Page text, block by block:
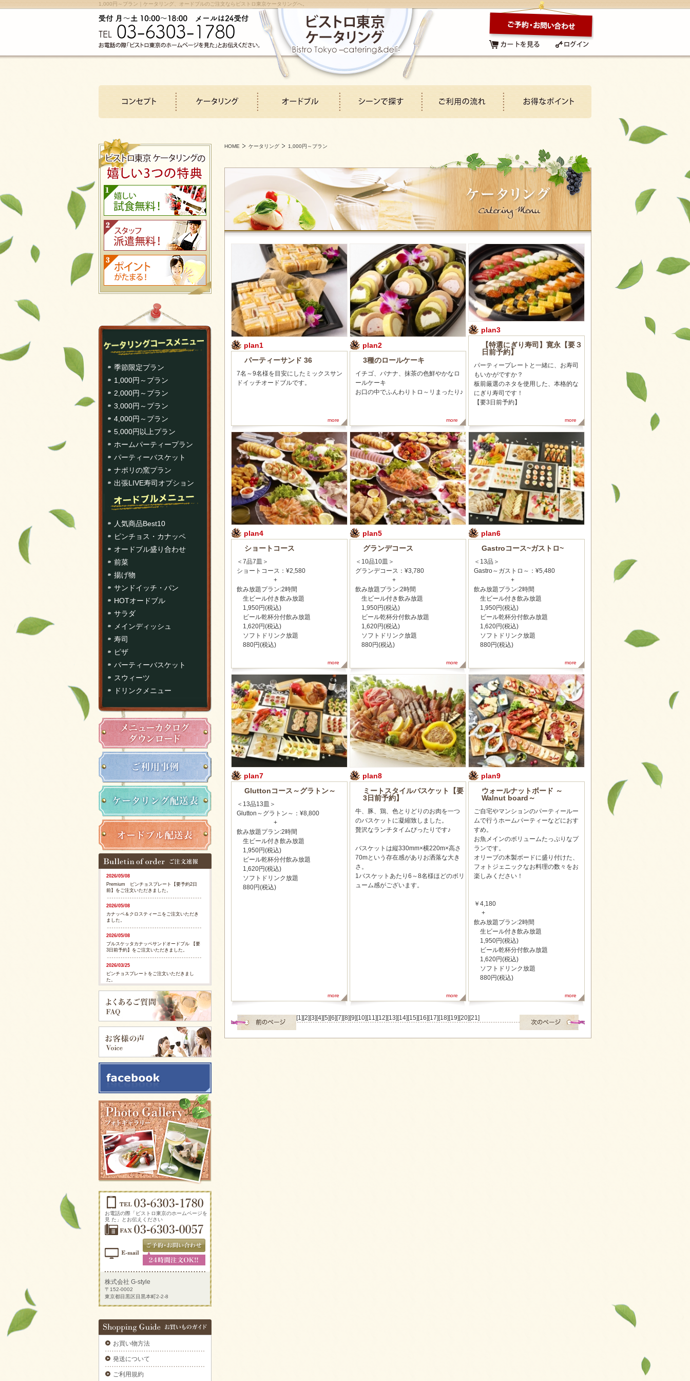
1,000円～プラン｜ケータリング、オードブルのご注文ならビストロ東京ケータリングへ。
季節限定プラン
1,000円～プラン
2,000円～プラン
3,000円～プラン
4,000円～プラン
5,000円以上プラン
ホームパーティープラン
パーティーバスケット
ナポリの窯プラン
出張LIVE寿司オプション
人気商品Best10
ピンチョス・カナッペ
オードブル盛り合わせ
前菜
揚げ物
サンドイッチ・パン
HOTオードブル
サラダ
メインディッシュ
寿司
ピザ
パーティーバスケット
スウィーツ
ドリンクメニュー
2026/05/08
Premium ピンチョスプレート【要予約2日
前】をご注文いただきました。
2026/05/08
カナッペ＆クロスティーニをご注文いただき
ました。
2026/05/08
ブルスケッタカナッペサンドオードブル 【要
3日前予約】をご注文いただきました。
2026/03/25
ピンチョスプレートをご注文いただきまし
た。
ピンチョスプレートをご注文いただきまし
た。
ピンチョスバスケット【要3日前予約】をご注
文いただきました。
フルーツバスケット【要3日前予約】をご注文
イタリアンサンドバスケット 【要3日前予
2025/09/29
カリブ風スパイシージャークチキンをご注文
いただきました。
2025/09/29
ソーセージアソートをご注文いただきまし
た。
2025/09/29
生ハムとチーズのオードブルをご注文いただ
2025/09/29
新鮮トマトのカプレーゼをご注文いただきま
した。
2025/09/29
炙りサーモンのカルパッチョをご注文いただ
きました。
ラグジュアリーパーティプレートをご注文い
2025/09/29
デラックスミートプレートをご注文いただき
ました。
2025/09/29
ブルスケッタカナッペサンドオードブル 【要
お電話の際「ビストロ東京のホームページを
見 た」とお伝えください
株式会社 G-style
〒152-0002
東京都目黒区目黒本町2-2-8
お買い物方法
発送について
ご利用規約
HOME ケータリング 1,000円～プラン
plan1
パーティーサンド 36
7名～9名様を目安にしたミックスサン
ドイッチオードブルです。
more
plan2
3種のロールケーキ
イチゴ、バナナ、抹茶の色鮮やかなロ
ールケーキ
お口の中でふんわりトロ～リまったり♪
more
plan3
【特選にぎり寿司】寛永【要３
日前予約】
パーティープレートと一緒に、お寿司
もいかがですか？
板前厳選のネタを使用した、本格的な
にぎり寿司です！
【要3日前予約】
more
plan4
ショートコース
＜7品7皿＞
ショートコース：¥2,580
+
飲み放題プラン:2時間
生ビール付き飲み放題
1,950円(税込)
ビール乾杯分付飲み放題
1,620円(税込)
ソフトドリンク放題
880円(税込)
more
plan5
グランデコース
＜10品10皿＞
グランデコース：¥3,780
+
飲み放題プラン:2時間
生ビール付き飲み放題
1,950円(税込)
ビール乾杯分付飲み放題
1,620円(税込)
ソフトドリンク放題
880円(税込)
more
plan6
Gastroコース~ガストロ~
＜13品＞
Gastro～ガストロ～：¥5,480
+
飲み放題プラン:2時間
生ビール付き飲み放題
1,950円(税込)
ビール乾杯分付飲み放題
1,620円(税込)
ソフトドリンク放題
880円(税込)
more
plan7
Gluttonコース～グラトン～
＜13品13皿＞
Glutton～グラトン～：¥8,800
+
飲み放題プラン:2時間
生ビール付き飲み放題
1,950円(税込)
ビール乾杯分付飲み放題
1,620円(税込)
ソフトドリンク放題
880円(税込)
more
plan8
ミートスタイルバスケット【要
3日前予約】
牛、豚、鶏、色とりどりのお肉を一つ
のバスケットに凝縮致しました。
贅沢なランチタイムぴったりです♪
バスケットは縦330mm×横220m×高さ
70mという存在感がありお洒落な大き
さ。
1バスケットあたり6～8名様ほどのボリ
ューム感がございます。
more
plan9
ウォールナットボード ～
Walnut board～
ご自宅やマンションのパーティールー
ムで行うホームパーティーなどにおす
すめ。
お魚メインのボリュームたっぷりなプ
ランです。
オリーブの木製ボードに盛り付けた、
フォトジェニックなお料理の数々をお
楽しみください！
￥4,180
+
飲み放題プラン:2時間
生ビール付き飲み放題
1,950円(税込)
ビール乾杯分付飲み放題
1,620円(税込)
ソフトドリンク放題
880円(税込)
more
[1] [2] [3] [4] [5] [6] [7] [8] [9] [10] [11] [12] [13] [14] [15] [16] [17] [18] [19] [20] [21]